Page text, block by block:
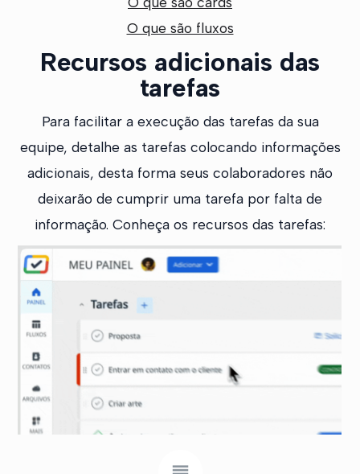
O que são fluxos
Recursos adicionais das
tarefas
Para facilitar a execução das tarefas da sua
equipe, detalhe as tarefas colocando informações
adicionais, desta forma seus colaboradores não
deixarão de cumprir uma tarefa por falta de
informação. Conheça os recursos das tarefas: